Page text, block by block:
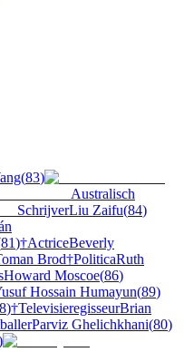
(83)
Australisch
SchrijverLiu Zaifu(84)
81)†ActriceBeverly
Brod†PoliticaRuth
Howard Moscoe(86)
Hossain Humayun(89)
)†TelevisieregisseurBrian
Parviz Ghelichkhani(80)